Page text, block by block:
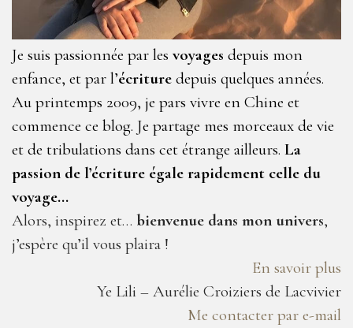
Je suis passionnée par les voyages depuis mon
enfance, et par l’écriture depuis quelques années.
Au printemps 2009, je pars vivre en Chine et
commence ce blog. Je partage mes morceaux de vie
et de tribulations dans cet étrange ailleurs. La
passion de l’écriture égale rapidement celle du
voyage…
Alors, inspirez et… bienvenue dans mon univers,
j’espère qu’il vous plaira !
En savoir plus
Ye Lili – Aurélie Croiziers de Lacvivier
Me contacter par e-mail